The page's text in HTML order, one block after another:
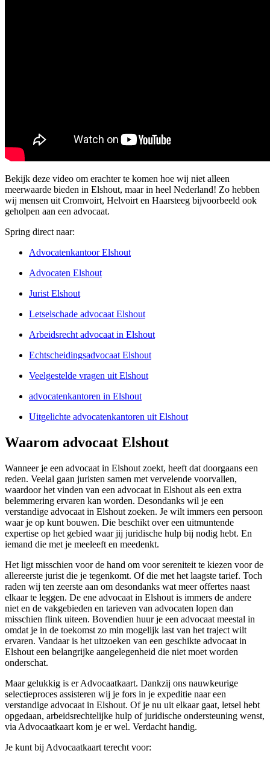
Bekijk deze video om erachter te komen hoe wij niet alleen
meerwaarde bieden in Elshout, maar in heel Nederland! Zo hebben
wij mensen uit Cromvoirt, Helvoirt en Haarsteeg bijvoorbeeld ook
geholpen aan een advocaat.
Spring direct naar:
Advocatenkantoor Elshout
Advocaten Elshout
Jurist Elshout
Letselschade advocaat Elshout
Arbeidsrecht advocaat in Elshout
Echtscheidingsadvocaat Elshout
Veelgestelde vragen uit Elshout
advocatenkantoren in Elshout
Uitgelichte advocatenkantoren uit Elshout
Waarom advocaat Elshout
Wanneer je een advocaat in Elshout zoekt, heeft dat doorgaans een
reden. Veelal gaan juristen samen met vervelende voorvallen,
waardoor het vinden van een advocaat in Elshout als een extra
belemmering ervaren kan worden. Desondanks wil je een
verstandige advocaat in Elshout zoeken. Je wilt immers een persoon
waar je op kunt bouwen. Die beschikt over een uitmuntende
expertise op het gebied waar jij juridische hulp bij nodig hebt. En
iemand die met je meeleeft en meedenkt.
Het ligt misschien voor de hand om voor sereniteit te kiezen voor de
allereerste jurist die je tegenkomt. Of die met het laagste tarief. Toch
raden wij ten zeerste aan om desondanks wat meer offertes naast
elkaar te leggen. De ene advocaat in Elshout is immers de andere
niet en de vakgebieden en tarieven van advocaten lopen dan
misschien flink uiteen. Bovendien huur je een advocaat meestal in
omdat je in de toekomst zo min mogelijk last van het traject wilt
ervaren. Vandaar is het uitzoeken van een geschikte advocaat in
Elshout een belangrijke aangelegenheid die niet moet worden
onderschat.
Maar gelukkig is er Advocaatkaart. Dankzij ons nauwkeurige
selectieproces assisteren wij je fors in je expeditie naar een
verstandige advocaat in Elshout. Of je nu uit elkaar gaat, letsel hebt
opgedaan, arbeidsrechtelijke hulp of juridische ondersteuning wenst,
via Advocaatkaart kom je er wel. Verdacht handig.
Je kunt bij Advocaatkaart terecht voor: